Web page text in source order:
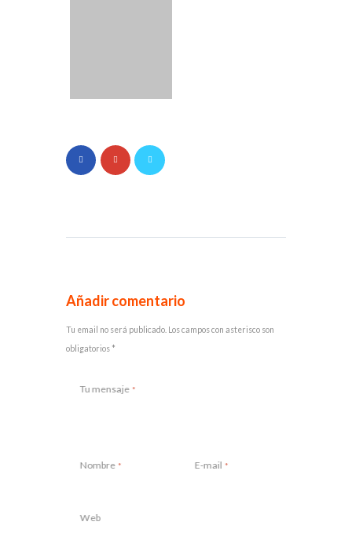
Añadir comentario
Tu email no será publicado. Los campos con asterisco son
obligatorios *
Tu mensaje
Nombre E-mail
Web